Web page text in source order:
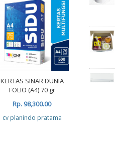
KERTAS SINAR DUNIA
FOLIO (A4) 70 gr
Rp. 98,300.00
cv planindo pratama
KERTAS
Rp.